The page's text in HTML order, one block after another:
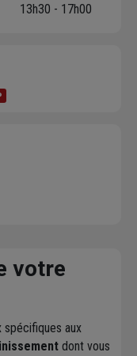
13h30 - 17h00
votre
spécifiques aux
dont vous